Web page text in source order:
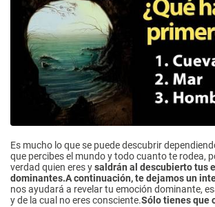
Es mucho lo que se puede descubrir
que percibes el mundo y todo cuanto te rodea,
verdad quien eres ysaldrán al descubierto tus
dominantes.A continuación, te dejamos un
nos ayudará a revelar tu emoción dominante,
y de la cual no eres consciente.Sólo tienes que